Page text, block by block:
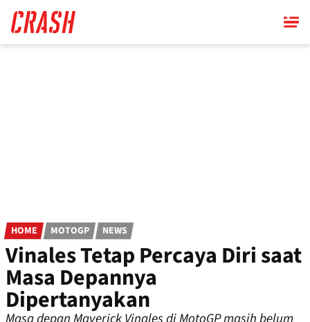
main
content
HOME MOTOGP NEWS
Vinales Tetap Percaya Diri saat
Masa Depannya
Dipertanyakan